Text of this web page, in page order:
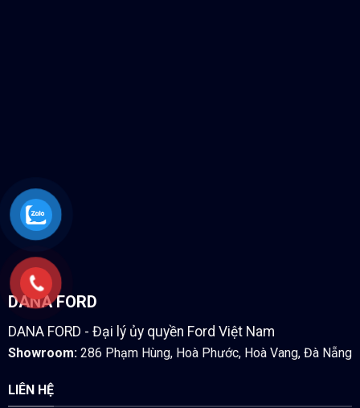
DANA FORD
DANA FORD - Đại lý ủy quyền Ford Việt Nam
Showroom: 286 Phạm Hùng, Hoà Phước, Hoà Vang, Đà Nẵng
LIÊN HỆ